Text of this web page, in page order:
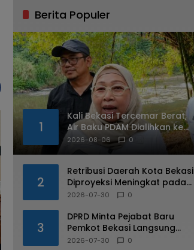
Berita Populer
1
Kali Bekasi Tercemar Berat,
Air Baku PDAM Dialihkan ke
SPAM Jatiluhur
2026-08-06 0
2
Retribusi Daerah Kota Bekasi
Diproyeksi Meningkat pada
2027, Bapenda Siapkan
2026-07-30 0
3
DPRD Minta Pejabat Baru
Pemkot Bekasi Langsung
Tuntaskan PR Pendidikan dan
2026-07-30 0